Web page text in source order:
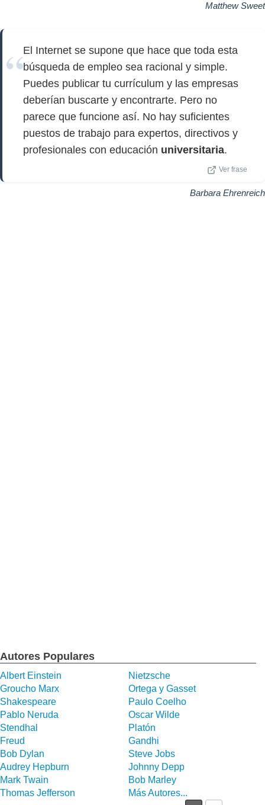
Matthew Sweet
El Internet se supone que hace que toda esta
búsqueda de empleo sea racional y simple.
Puedes publicar tu currículum y las empresas
deberían buscarte y encontrarte. Pero no
parece que funcione así. No hay suficientes
puestos de trabajo para expertos, directivos y
profesionales con educación universitaria.
Ver frase
Barbara Ehrenreich
Autores Populares
Albert Einstein
Nietzsche
Groucho Marx
Ortega y Gasset
Shakespeare
Paulo Coelho
Pablo Neruda
Oscar Wilde
Stendhal
Platón
Freud
Gandhi
Bob Dylan
Steve Jobs
Audrey Hepburn
Johnny Depp
Mark Twain
Bob Marley
Thomas Jefferson
Más Autores...